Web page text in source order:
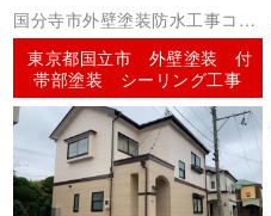
国分寺市外壁塗装防水工事コー
キング（シーリング）
東京都国立市 外壁塗装 付
帯部塗装 シーリング工事